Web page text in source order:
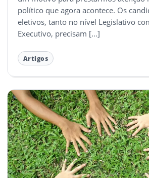
político que agora acontece. Os
eletivos, tanto no nível Legislativo
Executivo, precisam […]
Artigos